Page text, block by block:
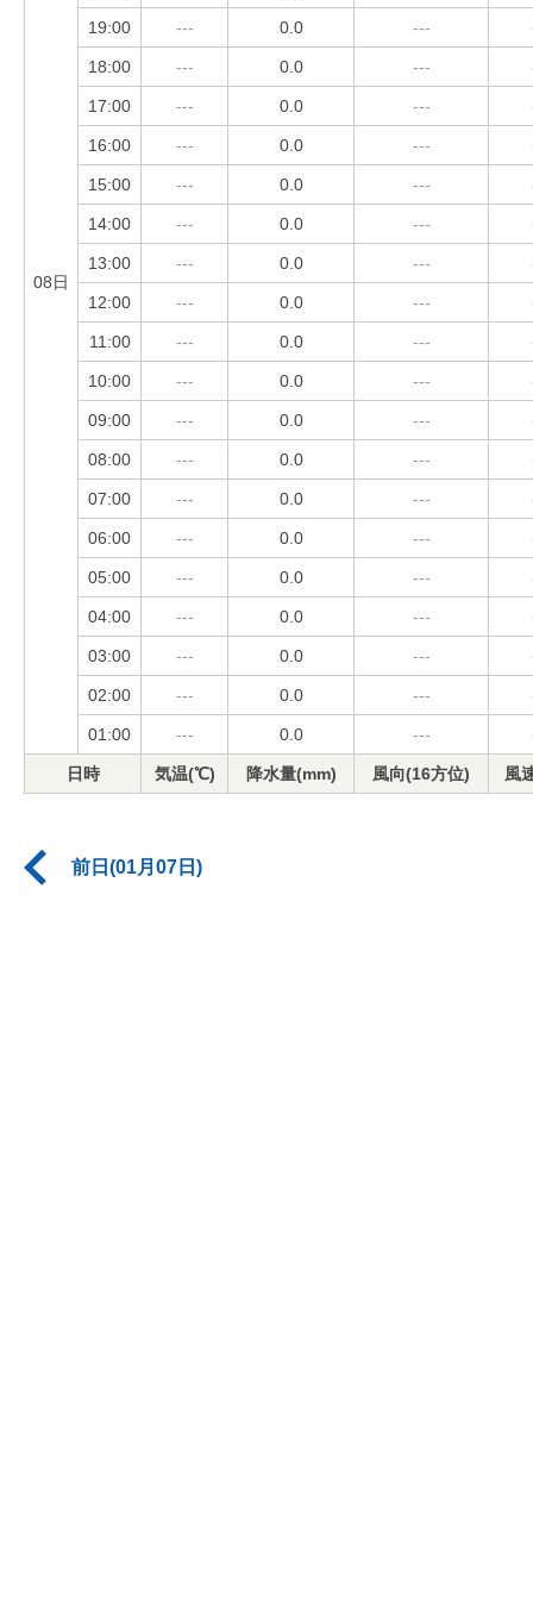
08日
19:00 --- 0.0 ---
18:00 --- 0.0 ---
17:00 --- 0.0 ---
16:00 --- 0.0 ---
15:00 --- 0.0 ---
14:00 --- 0.0 ---
13:00 --- 0.0 ---
12:00 --- 0.0 ---
11:00 --- 0.0 ---
10:00 --- 0.0 ---
09:00 --- 0.0 ---
08:00 --- 0.0 ---
07:00 --- 0.0 ---
06:00 --- 0.0 ---
05:00 --- 0.0 ---
04:00 --- 0.0 ---
03:00 --- 0.0 ---
02:00 --- 0.0 ---
01:00 --- 0.0 ---
日時 気温(℃) 降水量(mm) 風向(16方位) 風
前日(01月07日)